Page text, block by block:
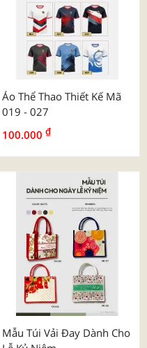
Áo Thể Thao Thiết Kế Mã
019 - 027
100.000 ₫
Mẫu Túi Vải Đay Dành Cho